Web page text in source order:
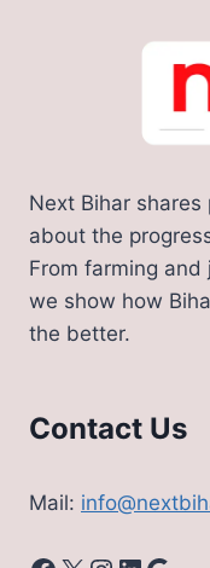
Next Bihar
about the
From farming
we show how
the better.
Contact Us
Mail: